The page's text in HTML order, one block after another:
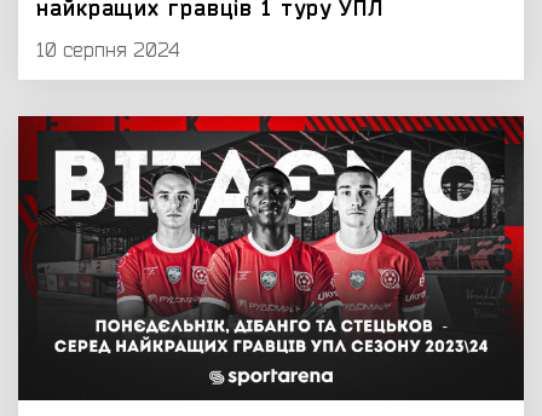
найкращих гравців 1 туру УПЛ
10 серпня 2024